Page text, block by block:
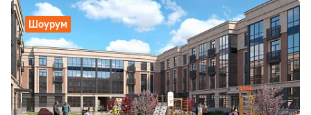
Шоурум